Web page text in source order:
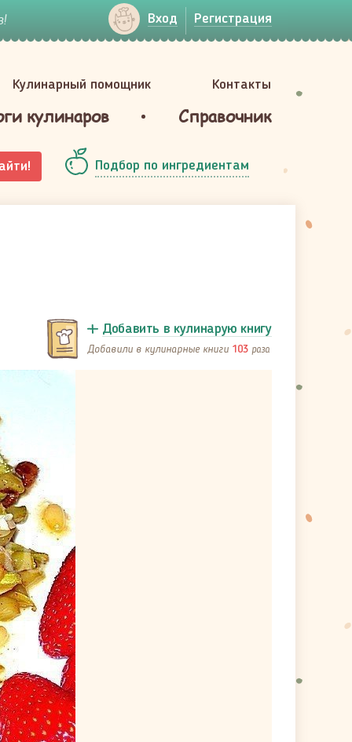
Вход Регистрация
Кулинарный помощник Контакты
кулинаров Справочник
Подбор по ингредиентам
Добавить в кулинарую книгу
Добавили в кулинарные книги 103 раза